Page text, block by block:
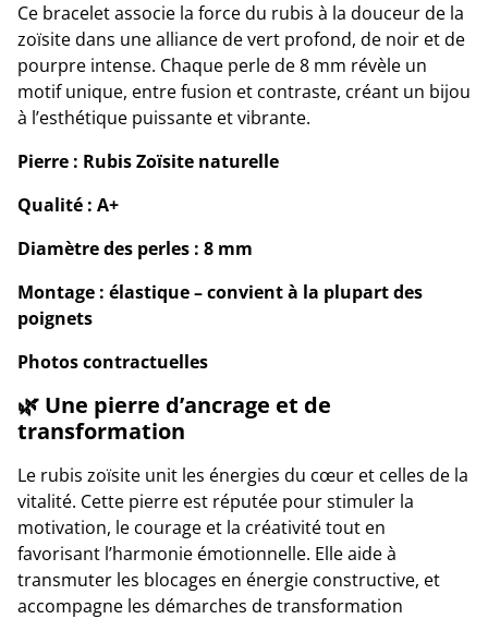
Ce bracelet associe la force du rubis à la douceur de la
zoïsite dans une alliance de vert profond, de noir et de
pourpre intense. Chaque perle de 8 mm révèle un
motif unique, entre fusion et contraste, créant un bijou
à l’esthétique puissante et vibrante.
Pierre : Rubis Zoïsite naturelle
Qualité : A+
Diamètre des perles : 8 mm
Montage : élastique – convient à la plupart des
poignets
Photos contractuelles
🌿 Une pierre d’ancrage et de
transformation
Le rubis zoïsite unit les énergies du cœur et celles de la
vitalité. Cette pierre est réputée pour stimuler la
motivation, le courage et la créativité tout en
favorisant l’harmonie émotionnelle. Elle aide à
transmuter les blocages en énergie constructive, et
accompagne les démarches de transformation